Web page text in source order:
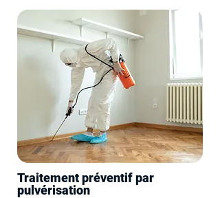
Traitement préventif par
pulvérisation